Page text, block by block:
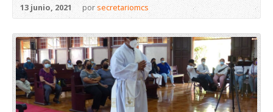
13 junio, 2021 porsecretariomcs